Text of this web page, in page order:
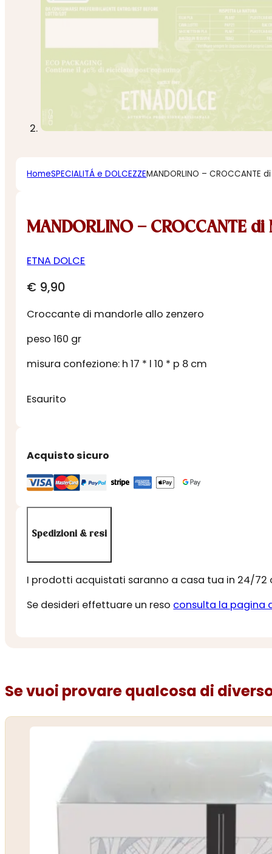
HomeSPECIALITÁ e DOLCEZZEMANDORLINO – CROCCANTE
MANDORLINO – CROCCANTE
ETNA DOLCE
€ 9,90
Croccante di mandorle allo zenzero
peso 160 gr
misura confezione: h 17 * l 10 * p 8 cm
Esaurito
Acquisto sicuro
Spedizioni & resi
I prodotti acquistati saranno a casa tua in 24/72
Se desideri effettuare un reso consulta la pagina
Se vuoi provare qualcosa di